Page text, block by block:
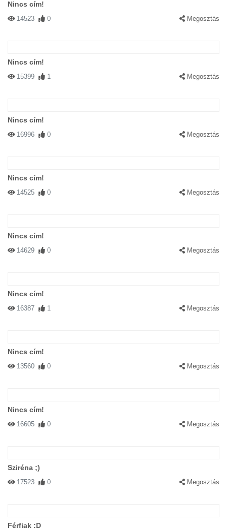
Nincs cím!
14523 0 Megosztás
Nincs cím!
15399 1 Megosztás
Nincs cím!
16996 0 Megosztás
Nincs cím!
14525 0 Megosztás
Nincs cím!
14629 0 Megosztás
Nincs cím!
16387 1 Megosztás
Nincs cím!
13560 0 Megosztás
Nincs cím!
16605 0 Megosztás
Sziréna ;)
17523 0 Megosztás
Férfiak :D